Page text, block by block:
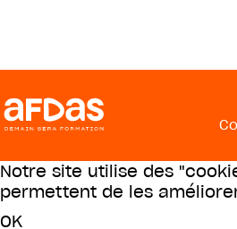
Notre site utilise des
permettent de les
OK